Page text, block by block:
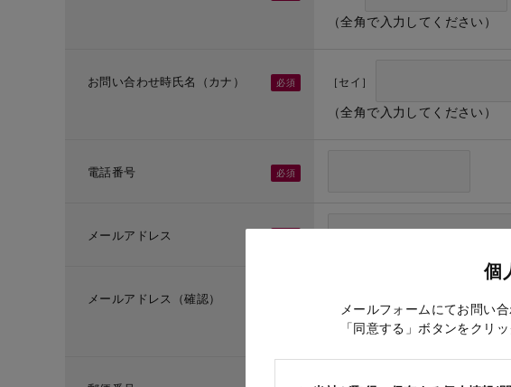
個
メールフォームにてお問い
「同意する」ボタンをクリ
（全角で入力してください）
お問い合わせ時氏名（カナ） ［セイ］
（全角で入力してください）
電話番号
メールアドレス
メールアドレス（確認）
（メールアドレス確認のため